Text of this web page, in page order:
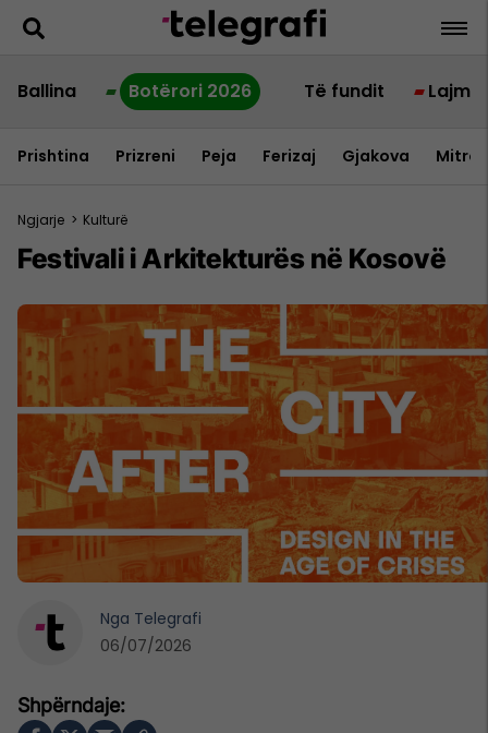
Ballina Botërori 2026 Të fundit Lajme
Prishtina Prizreni Peja Ferizaj Gjakova
Ngjarje > Kulturë
Festivali i Arkitekturës në Kosovë
Nga Telegrafi
06/07/2026